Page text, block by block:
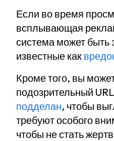
Если во время
всплывающая
система может
известные как
Кроме того, вы
подозрительный
подделан, чтобы
требуют особого
чтобы не стать